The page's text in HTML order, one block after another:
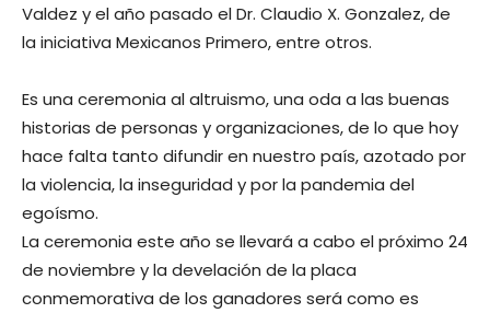
Valdez y el año pasado el Dr. Claudio X. Gonzalez, de
la iniciativa Mexicanos Primero, entre otros.
Es una ceremonia al altruismo, una oda a las buenas
historias de personas y organizaciones, de lo que hoy
hace falta tanto difundir en nuestro país, azotado por
la violencia, la inseguridad y por la pandemia del
egoísmo.
La ceremonia este año se llevará a cabo el próximo 24
de noviembre y la develación de la placa
conmemorativa de los ganadores será como es